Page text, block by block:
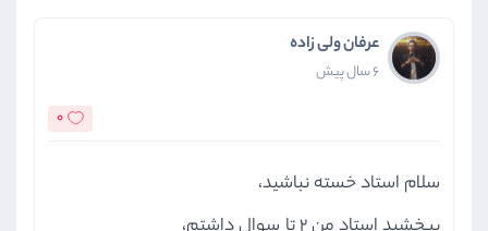
عرفان ولی زاده
6 سال پیش
0
سلام استاد خسته نباشید،